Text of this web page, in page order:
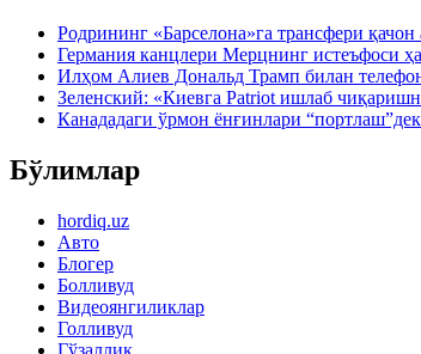
Родрининг «Барселона»га трансфери
Германия канцлери Мерцнинг истеъфоси
Илҳом Алиев Дональд Трамп билан
Зеленский: «Киевга Patriot ишлаб
Канададаги ўрмон ёнғинлари
Бўлимлар
hordiq.uz
Авто
Блогер
Болливуд
Видеоянгиликлар
Голливуд
Гўзаллик